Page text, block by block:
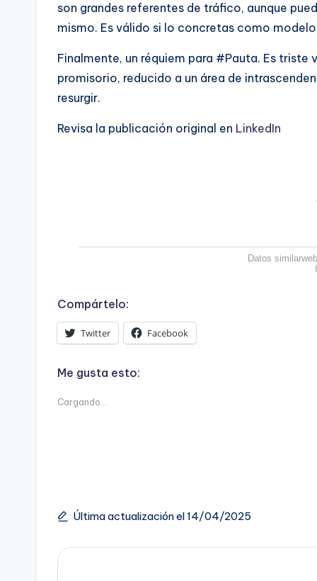
son grandes referentes de tráfico, aunque
mismo. Es válido si lo concretas como
Finalmente, un réquiem para #Pauta. Es triste
promisorio, reducido a un área de
resurgir.
Revisa la publicación original en LinkedIn
Datos
Compártelo:
Twitter Facebook
Me gusta esto:
Cargando...
Última actualización el 14/04/2025